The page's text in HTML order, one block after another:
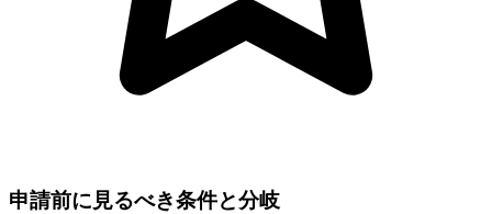
申請前に見るべき条件と分岐